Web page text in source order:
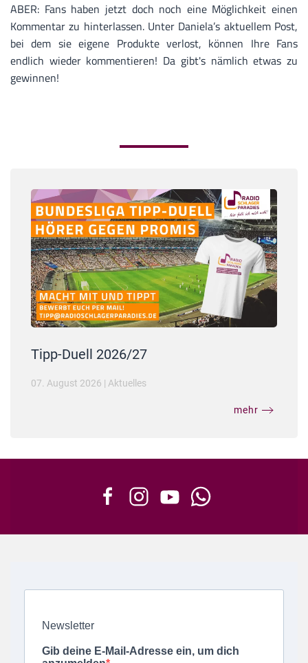
ABER: Fans haben jetzt doch noch eine Möglichkeit einen
Kommentar zu hinterlassen. Unter Daniela’s aktuellem Post,
bei dem sie eigene Produkte verlost, können Ihre Fans
endlich wieder kommentieren! Da gibt's nämlich etwas zu
gewinnen!
Tipp-Duell 2026/27
07. August 2026 | Aktuelles
mehr